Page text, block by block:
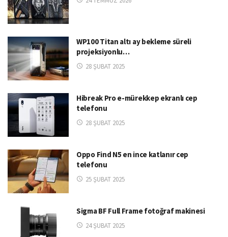
WP100 Titan altı ay bekleme süreli
projeksiyonlu…
28 ŞUBAT 2025
Hibreak Pro e-mürekkep ekranlı cep
telefonu
28 ŞUBAT 2025
Oppo Find N5 en ince katlanır cep
telefonu
25 ŞUBAT 2025
Sigma BF Full Frame fotoğraf makinesi
24 ŞUBAT 2025